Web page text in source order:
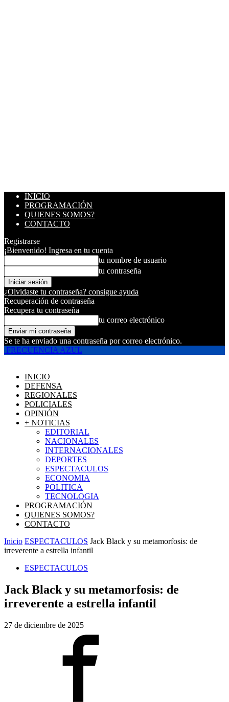
INICIO
PROGRAMACIÓN
QUIENES SOMOS?
CONTACTO
Registrarse
¡Bienvenido! Ingresa en tu cuenta
tu nombre de usuario
tu contraseña
¿Olvidaste tu contraseña? consigue ayuda
Recuperación de contraseña
Recupera tu contraseña
tu correo electrónico
Se te ha enviado una contraseña por correo electrónico.
FRECUENCIA AZUL
INICIO
DEFENSA
REGIONALES
POLICIALES
OPINIÓN
+ NOTICIAS
EDITORIAL
NACIONALES
INTERNACIONALES
DEPORTES
ESPECTACULOS
ECONOMIA
POLITICA
TECNOLOGIA
PROGRAMACIÓN
QUIENES SOMOS?
CONTACTO
Inicio ESPECTACULOS Jack Black y su metamorfosis: de
irreverente a estrella infantil
ESPECTACULOS
Jack Black y su metamorfosis: de
irreverente a estrella infantil
27 de diciembre de 2025